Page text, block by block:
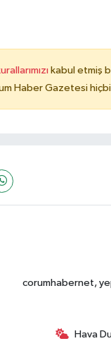
kabul etmiş
Haber Gazetesi
corumhabernet,
Hava